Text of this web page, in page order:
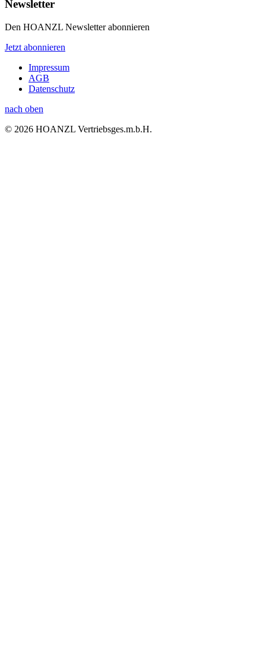
Newsletter
Den HOANZL Newsletter abonnieren
Jetzt abonnieren
Impressum
AGB
Datenschutz
nach oben
© 2026 HOANZL Vertriebsges.m.b.H.